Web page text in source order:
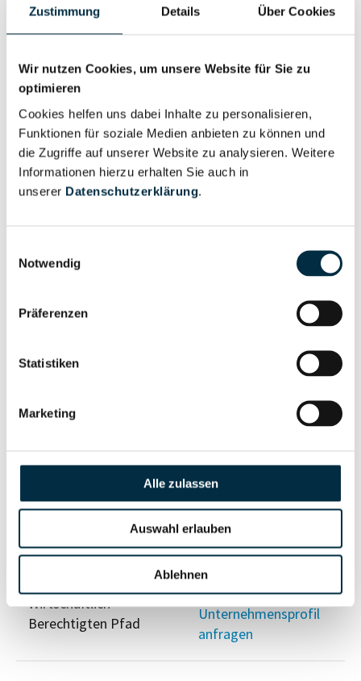
Zustimmung Details Über Cookies
Wir nutzen Cookies, um unsere Website für Sie zu
optimieren
Cookies helfen uns dabei Inhalte zu personalisieren,
Funktionen für soziale Medien anbieten zu können und
die Zugriffe auf unserer Website zu analysieren. Weitere
Informationen hierzu erhalten Sie auch in
unserer Datenschutzerklärung.
Notwendig
Präferenzen
Statistiken
Marketing
Alle zulassen
Auswahl erlauben
Ablehnen
Geschäftsführer (2)
Prokurist (2)
Für registrierte
Nutzer
Berechtigter
Unternehmensprofil
Gesellschafterstruktur
Vollständiges
Unternehmensprofil
Vollständiges
anfragen
Wirtschaftlich
Berechtigten Pfad
Vollständiges
Unternehmensprofil
anfragen